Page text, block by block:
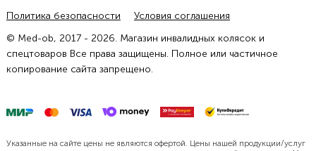
Политика безопасности
Условия соглашения
© Med-ob, 2017 - 2026. Магазин инвалидных колясок и
спецтоваров Все права защищены. Полное или частичное
копирование сайта запрещено.
Указанные на сайте цены не являются офертой. Цены нашей продукции/услуг